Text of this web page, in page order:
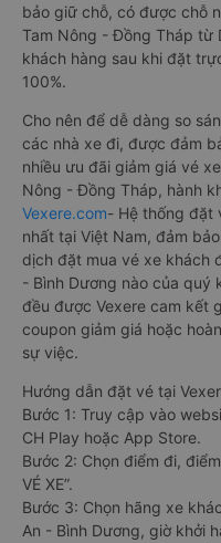
bảo giữ chỗ, có được chỗ
Tam Nông - Đồng Tháp từ
khách hàng sau khi đặt
100%.
Cho nên để dễ dàng so
các nhà xe đi, được đảm
nhiều ưu đãi giảm giá vé
Nông - Đồng Tháp, hành
Vexere.com- Hệ thống đặt
nhất tại Việt Nam, đảm
dịch đặt mua vé xe khách
- Bình Dương nào của quý
đều được Vexere cam kết
coupon giảm giá hoặc
sự việc.
Hướng dẫn đặt vé tại
Bước 1: Truy cập vào
CH Play hoặc App Store.
Bước 2: Chọn điểm đi,
VÉ XE”.
Bước 3: Chọn hãng xe
An - Bình Dương, giờ khởi